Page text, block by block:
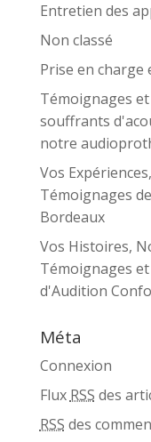
Entretien des
Non classé
Prise en
Témoignages
souffrants
notre
Vos
Témoignages
Bordeaux
Vos Histoires,
Témoignages
d'Audition
Méta
Connexion
FluxRSS des
RSS des